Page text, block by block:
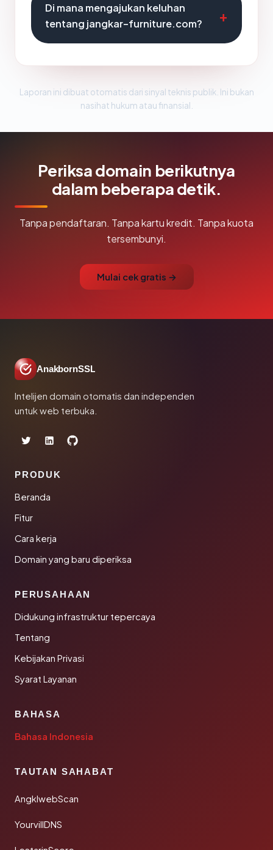
Di mana mengajukan keluhan
tentang jangkar-furniture.com?
Laporan ini dibuat otomatis dari sinyal teknis publik. Ini bukan
nasihat hukum atau finansial.
Periksa domain berikutnya
dalam beberapa detik.
Tanpa pendaftaran. Tanpa kartu kredit. Tanpa kuota
tersembunyi.
Mulai cek gratis →
AnakbornSSL
Intelijen domain otomatis dan independen
untuk web terbuka.
PRODUK
Beranda
Fitur
Cara kerja
Domain yang baru diperiksa
PERUSAHAAN
Didukung infrastruktur tepercaya
Tentang
Kebijakan Privasi
Syarat Layanan
BAHASA
Bahasa Indonesia
TAUTAN SAHABAT
AngklwebScan
YourvillDNS